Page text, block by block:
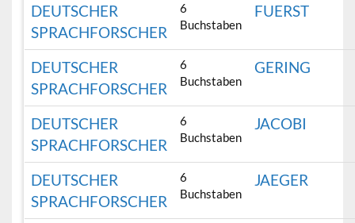
DEUTSCHER
SPRACHFORSCHER
6
Buchstaben
FUERST
DEUTSCHER
SPRACHFORSCHER
6
Buchstaben
GERING
DEUTSCHER
SPRACHFORSCHER
6
Buchstaben
JACOBI
DEUTSCHER
SPRACHFORSCHER
6
Buchstaben
JAEGER